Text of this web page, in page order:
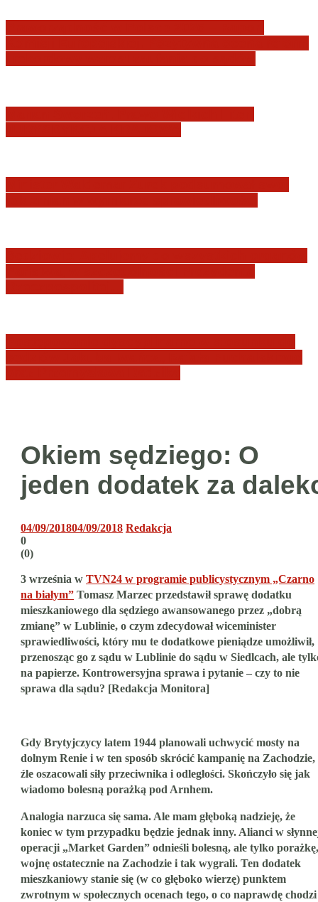
Okiem sędziego: O
jeden dodatek za
04/09/201804/09/2018 Redakcja
0
(0)
3 września w TVN24 w programie publicystycznym „Czarno
na białym” Tomasz Marzec przedstawił sprawę dodatku
mieszkaniowego dla sędziego awansowanego przez „dobrą
zmianę” w Lublinie, o czym zdecydował wiceminister
sprawiedliwości, który mu te dodatkowe pieniądze umożliwił,
przenosząc go z sądu w Lublinie do sądu w Siedlcach, ale
na papierze. Kontrowersyjna sprawa i pytanie – czy to nie
sprawa dla sądu? [Redakcja Monitora]
Gdy Brytyjczycy latem 1944 planowali uchwycić mosty na
dolnym Renie i w ten sposób skrócić kampanię na Zachodzie,
źle oszacowali siły przeciwnika i odległości. Skończyło się jak
wiadomo bolesną porażką pod Arnhem.
Analogia narzuca się sama. Ale mam głęboką nadzieję, że
koniec w tym przypadku będzie jednak inny. Alianci w
operacji „Market Garden” odnieśli bolesną, ale tylko porażkę,
wojnę ostatecznie na Zachodzie i tak wygrali. Ten dodatek
mieszkaniowy stanie się (w co głęboko wierzę) punktem
zwrotnym w społecznych ocenach tego, o co naprawdę chodzi